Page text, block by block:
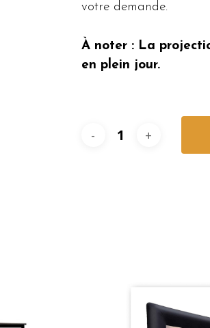
votre demande.
À noter : La
en plein jour.